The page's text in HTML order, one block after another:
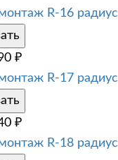
R-16 радиус
₽
R-17 радиус
₽
R-18 радиус